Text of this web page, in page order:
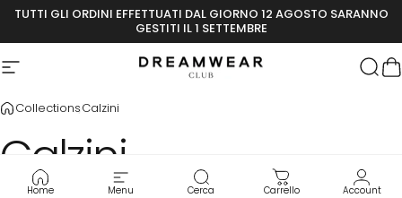
Skip to content
TUTTI GLI ORDINI EFFETTUATI DAL GIORNO 12 AGOSTO SARANNO
GESTITI IL 1 SETTEMBRE
Site navigation Dreamwear Club
Home Menu Cerca Carrello Account
CollectionsCalzini
Calzini